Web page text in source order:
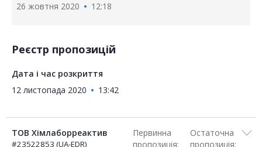
26 жовтня 2020
12:18
Реєстр пропозицій
Дата і час розкриття
12 листопада 2020
13:42
ТОВ Хімлаборреактив
#23522853 (UA-EDR)
Первинна
пропозиція:
Остаточна
пропозиція: